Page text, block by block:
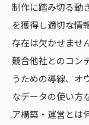
制作に踏み切る動
を獲得し適切な情
存在は欠かせませ
競合他社とのコン
うための導線、オ
なデータの使い方
ア構築・運営とは